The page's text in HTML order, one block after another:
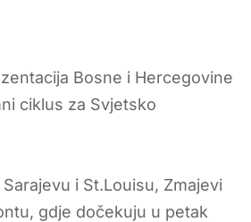
Bosne i Hercegovine
ciklus za Svjetsko
i St.Louisu, Zmajevi
gdje dočekuju u petak